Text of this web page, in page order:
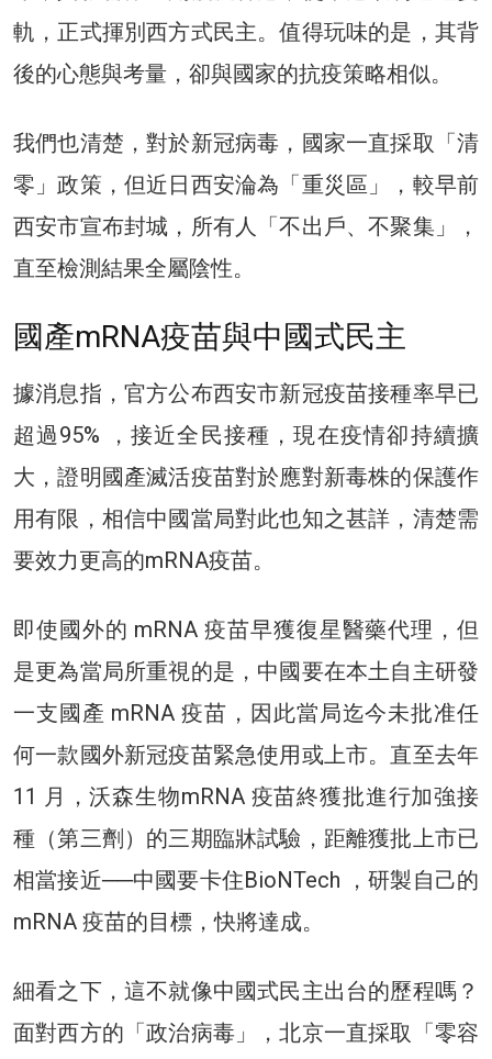
軌，正式揮別西方式民主。值得玩味的是，其背
後的心態與考量，卻與國家的抗疫策略相似。
我們也清楚，對於新冠病毒，國家一直採取「清
零」政策，但近日西安淪為「重災區」，較早前
西安市宣布封城，所有人「不出戶、不聚集」，
直至檢測結果全屬陰性。
國產mRNA疫苗與中國式民主
據消息指，官方公布西安市新冠疫苗接種率早已
超過95% ，接近全民接種，現在疫情卻持續擴
大，證明國產滅活疫苗對於應對新毒株的保護作
用有限，相信中國當局對此也知之甚詳，清楚需
要效力更高的mRNA疫苗。
即使國外的 mRNA 疫苗早獲復星醫藥代理，但
是更為當局所重視的是，中國要在本土自主研發
一支國產 mRNA 疫苗，因此當局迄今未批准任
何一款國外新冠疫苗緊急使用或上市。直至去年
11 月，沃森生物mRNA 疫苗終獲批進行加強接
種（第三劑）的三期臨牀試驗，距離獲批上市已
相當接近──中國要卡住BioNTech ，研製自己的
mRNA 疫苗的目標，快將達成。
細看之下，這不就像中國式民主出台的歷程嗎？
面對西方的「政治病毒」，北京一直採取「零容